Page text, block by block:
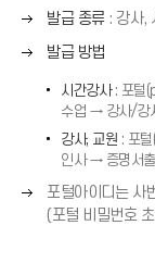
)
→
)
오
른
쪽
화
)
발급 종류: 강사,
오
쪽
살
(
→
발급 방법
시간강사 : 포털
수업 → 강사/강
강사, 교원 : 포
인사 → 증명서
오
른
포털아이디는 사
(포털 비밀번호